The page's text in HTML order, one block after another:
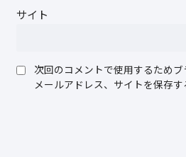
サイト
次回のコメントで使用するためブ
メールアドレス、サイトを保存す